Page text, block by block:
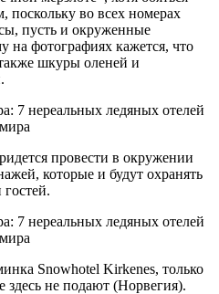
поскольку во всех номерах
пусть и окруженные
на фотографиях кажется, что
шкуры оленей и
провести в окружении
которые и будут охранять
гостей.
Snowhotel Kirkenes, только
здесь не подают (Норвегия).